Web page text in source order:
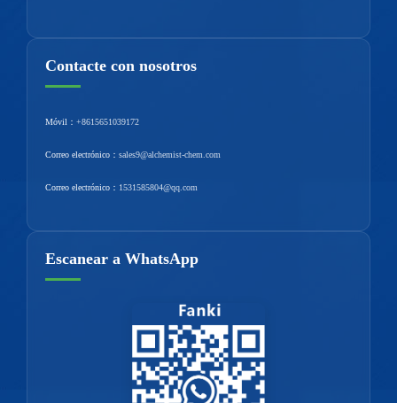
Contacte con nosotros
Móvil： +8615651039172
Correo electrónico： sales9@alchemist-chem.com
Correo electrónico： 1531585804@qq.com
Escanear a WhatsApp